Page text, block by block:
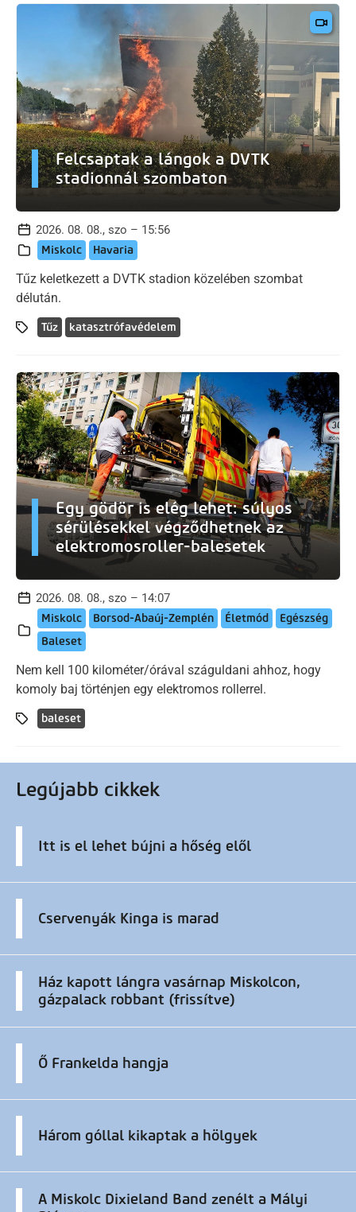
Felcsaptak a lángok a DVTK
stadionnál szombaton
2026. 08. 08., szo – 15:56
Miskolc Havaria
Tűz keletkezett a DVTK stadion közelében szombat
délután.
Tűz katasztrófavédelem
Egy gödör is elég lehet: súlyos
sérülésekkel végződhetnek az
elektromosroller-balesetek
2026. 08. 08., szo – 14:07
Miskolc Borsod-Abaúj-Zemplén Életmód
Egészség
Baleset
Nem kell 100 kilométer/órával száguldani ahhoz, hogy
komoly baj történjen egy elektromos rollerrel.
baleset
Legújabb cikkek
Itt is el lehet bújni a hőség elől
Cservenyák Kinga is marad
Ház kapott lángra vasárnap Miskolcon,
gázpalack robbant (frissítve)
Ő Frankelda hangja
Három góllal kikaptak a hölgyek
A Miskolc Dixieland Band zenélt a Mályi